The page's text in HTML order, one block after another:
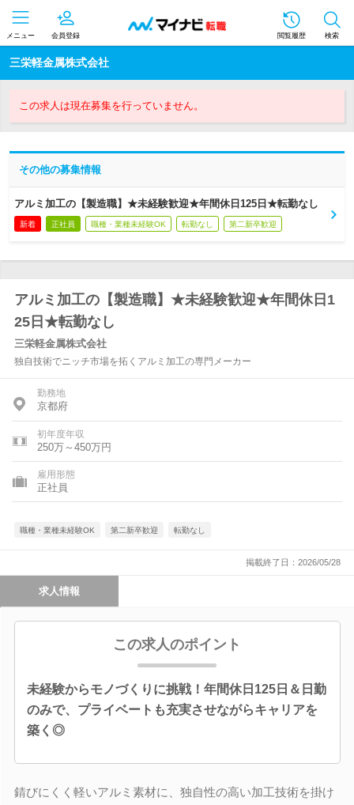
メニュー 会員登録 閲覧履歴 検索
三栄軽金属株式会社
この求人は現在募集を行っていません。
その他の募集情報
アルミ加工の【製造職】★未経験歓迎★年間休日125日★転勤なし
新着 正社員 職種・業種未経験OK 転勤なし 第二新卒歓迎
アルミ加工の【製造職】★未経験歓迎★年間休日1
25日★転勤なし
三栄軽金属株式会社
独自技術でニッチ市場を拓くアルミ加工の専門メーカー
勤務地
京都府
初年度年収
250万～450万円
雇用形態
正社員
職種・業種未経験OK 第二新卒歓迎 転勤なし
掲載終了日：2026/05/28
求人情報
この求人のポイント
未経験からモノづくりに挑戦！年間休日125日＆日勤
のみで、プライベートも充実させながらキャリアを
築く◎
錆びにくく軽いアルミ素材に、独自性の高い加工技術を掛け